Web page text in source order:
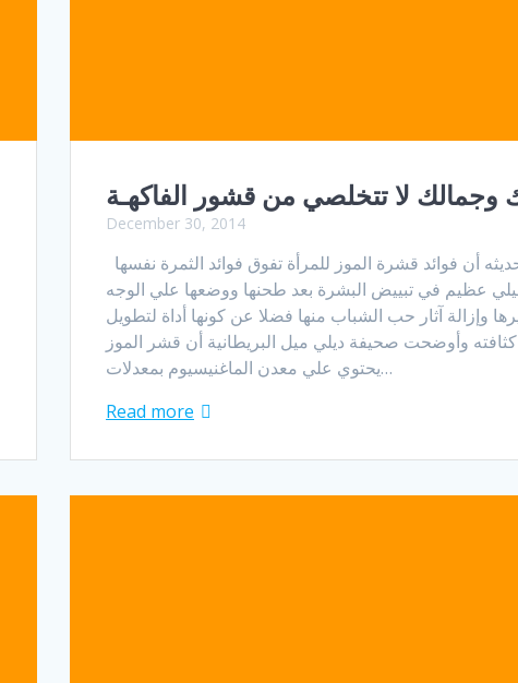
وجمالك لا تتخلصي من قشور الفاكهـة
December 30, 2014
عظيم في تبييض البشرة بعد طحنها ووضعها علي الوجه
وإزالة آثار حب الشباب منها فضلا عن كونها أداة لتطويل
كثافته وأوضحت صحيفة ديلي ميل البريطانية أن قشر الموز
يحتوي علي معدن الماغنيسيوم بمعدلات…
Read more